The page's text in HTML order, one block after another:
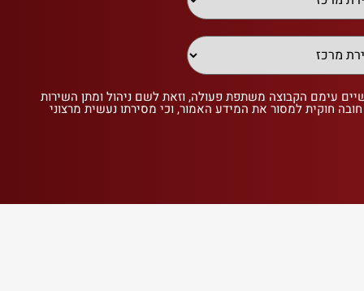
עימם הקבוצה משתפת פעולה, וזאת לשם ניהול ומתן השירות
חוקית למסור את המידע האמור, וכי מסירתו נעשית מרצוני